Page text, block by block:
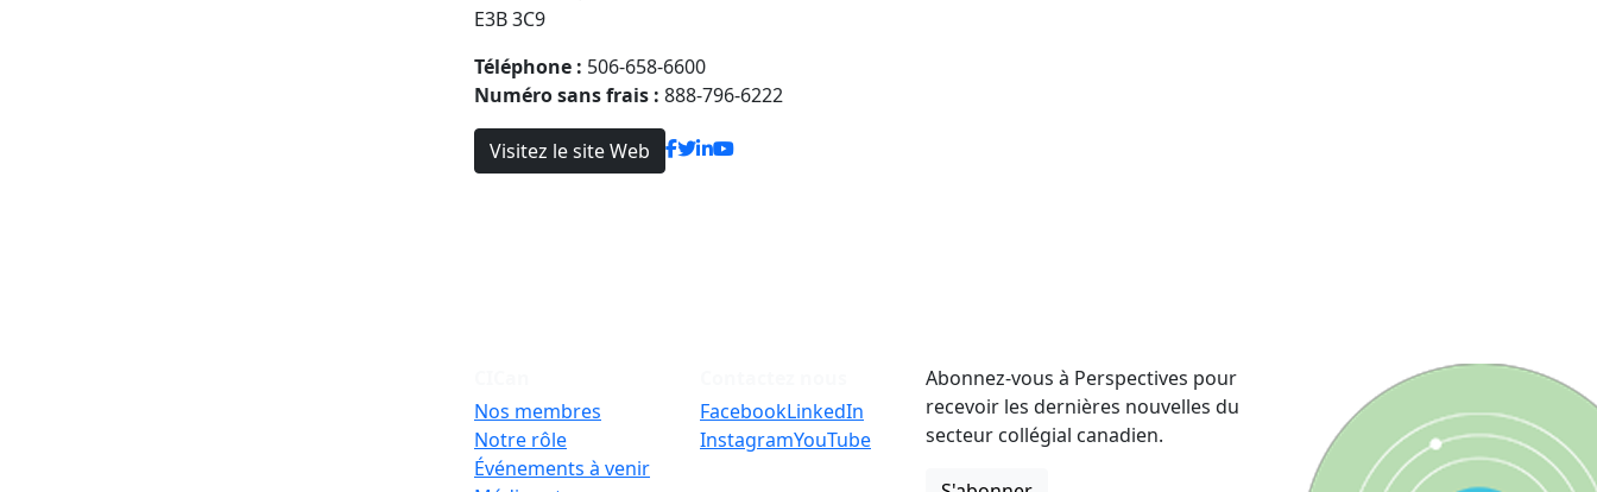
E3B 3C9
Téléphone : 506-658-6600
Numéro sans frais : 888-796-6222
Visitez le site Web
Nos membres
Notre rôle
Événements à venir
FacebookLinkedIn
InstagramYouTube
Abonnez-vous à Perspectives pour
recevoir les dernières nouvelles du
secteur collégial canadien.